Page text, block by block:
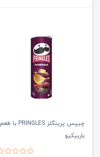
چیپس پرینگلز PRINGLES با طعم
باربیکیو